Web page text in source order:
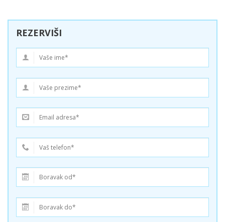
REZERVIŠI